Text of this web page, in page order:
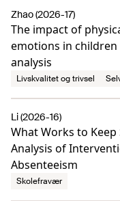
The impact of
emotions in children
analysis
Zhao (2026-17)
Livskvalitet og trivsel
What Works to
Analysis of
Absenteeism
Li (2026-16)
Skolefravær